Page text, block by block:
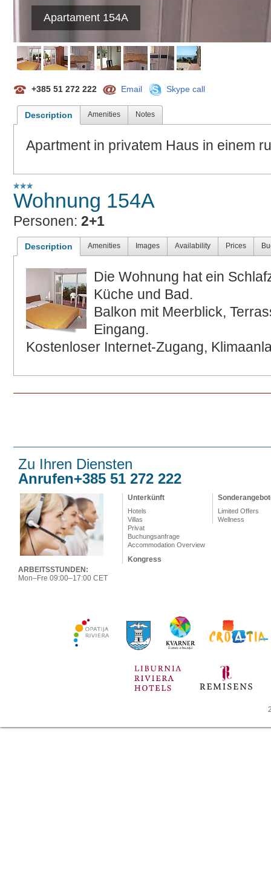
Apartament 154A
+385 51 272 222 Email Skype call
Description Amenities Notes
Apartment in privatem Haus in einem
Wohnung 154A
Personen: 2+1
Description Amenities Images Availability Prices
Die Wohnung hat ein
Küche und Bad.
Balkon mit Meerblick,
Eingang.
Kostenloser Internet-Zugang,
Zu Ihren Diensten
Anrufen+385 51 272 222
ARBEITSSTUNDEN:
Mon–Fre 09:00–17:00 CET
Unterkünft
Hotels
Villas
Privat
Buchungsanfrage
Accommodation Overview
Kongress
Limited Offers
Wellness